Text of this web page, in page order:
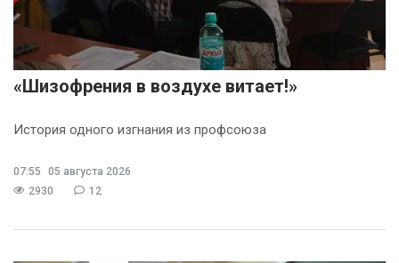
«Шизофрения в воздухе витает!»
История одного изгнания из профсоюза
07:55
05 августа 2026
2930
12